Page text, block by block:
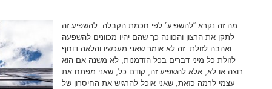
מה זה נקרא “להשפיע” לפי חכמת הקבלה. להשפיע זה
לתקן את הרצון והכוונה כך שהם יהיו מכוונים להשפעה
ואהבה לזולת. זה לא אומר שאני מעכשיו והלאה דוחף
לזולת כל מיני דברים בכל הזדמנות, לא משנה אם הוא
רוצה או לא, אלא להשפיע זה, קודם כל, שאני מפתח את
עצמי לרמה כזאת, שאני אוכל להרגיש את החיסרון של